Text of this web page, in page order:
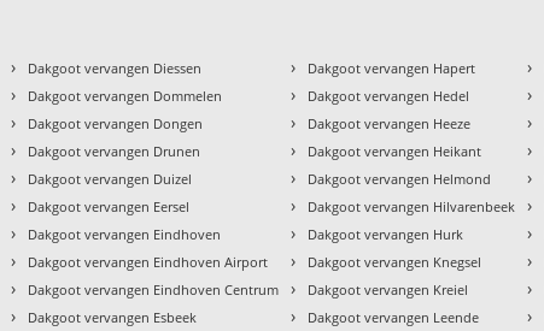
› Dakgoot vervangen Diessen
› Dakgoot vervangen Dommelen
› Dakgoot vervangen Dongen
› Dakgoot vervangen Drunen
› Dakgoot vervangen Duizel
› Dakgoot vervangen Eersel
› Dakgoot vervangen Eindhoven
› Dakgoot vervangen Eindhoven Airport
› Dakgoot vervangen Eindhoven Centrum
› Dakgoot vervangen Esbeek
› Dakgoot vervangen Hapert
› Dakgoot vervangen Hedel
› Dakgoot vervangen Heeze
› Dakgoot vervangen Heikant
› Dakgoot vervangen Helmond
› Dakgoot vervangen Hilvarenbeek
› Dakgoot vervangen Hurk
› Dakgoot vervangen Knegsel
› Dakgoot vervangen Kreiel
› Dakgoot vervangen Leende
›
›
›
›
›
›
›
›
›
›